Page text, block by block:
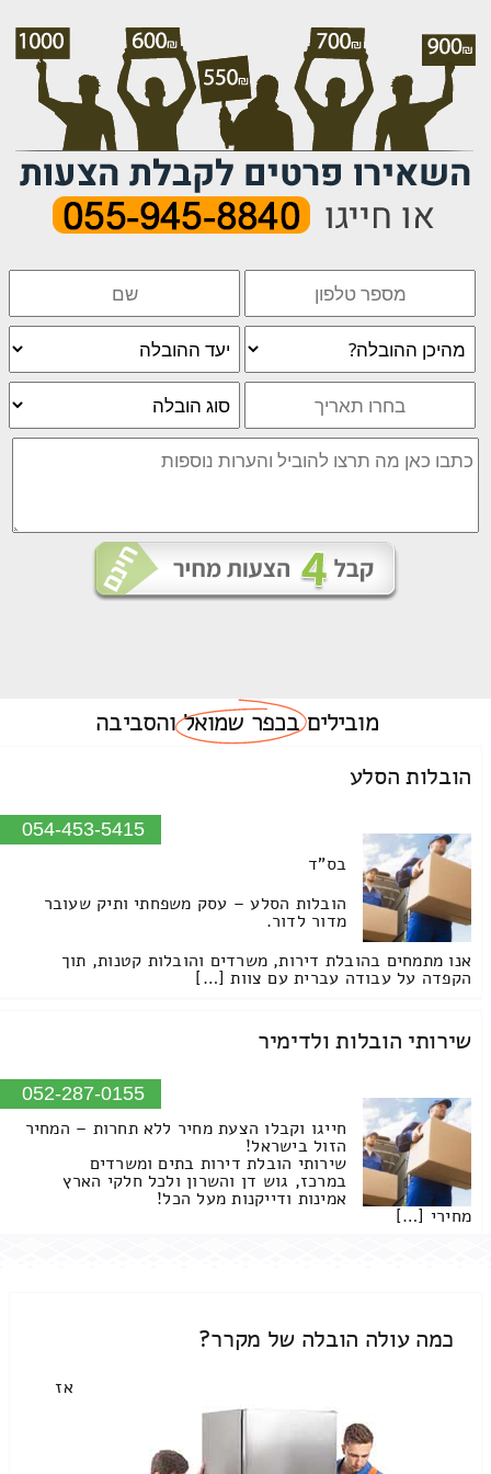
מוביליםבכפר שמואלוהסביבה
הובלות הסלע
054-453-5415
בס"ד
הובלות הסלע – עסק משפחתי ותיק שעובר
מדור לדור.
אנו מתמחים בהובלת דירות, משרדים והובלות קטנות, תוך
הקפדה על עבודה עברית עם צוות […]
שירותי הובלות ולדימיר
052-287-0155
חייגו וקבלו הצעת מחיר ללא תחרות – המחיר
הזול בישראל!
שירותי הובלת דירות בתים ומשרדים
במרכז, גוש דן והשרון ולכל חלקי הארץ
אמינות ודייקנות מעל הכל!
מחירי […]
כמה עולה הובלה של מקרר?
אז